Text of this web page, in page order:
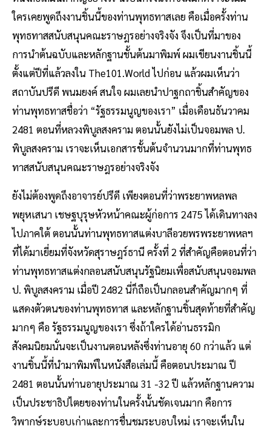
ใครเคยพูดถึงงานชิ้นนี้ของท่านพุทธทาสเลย คือเมื่อครั้งท่าน
พุทธทาสสนับสนุนคณะราษฎรอย่างจริงจัง จึงเป็นที่มาของ
การนำต้นฉบับและหลักฐานชั้นต้นมาพิมพ์ ผมเขียนงานชิ้นนี้
ตั้งแต่ปีที่แล้วลงใน The101.World ไปก่อน แล้วผมเห็นว่า
สถาบันปรีดี พนมยงค์ สนใจ ผมเลยนำปาฐกถาชิ้นสำคัญของ
ท่านพุทธทาสชื่อว่า “รัฐธรรมนูญของเรา” เมื่อเดือนธันวาคม
2481 ตอนที่หลวงพิบูลสงคราม ตอนนั้นยังไม่เป็นจอมพล ป.
พิบูลสงคราม เราจะเห็นเอกสารชั้นต้นจำนวนมากที่ท่านพุทธ
ทาสสนับสนุนคณะราษฎรอย่างจริงจัง
ยังไม่ต้องพูดถึงอาจารย์ปรีดี เพียงตอนที่ว่าพระยาพหลพล
พยุหเสนา เชษฐบุรุษหัวหน้าคณะผู้ก่อการ 2475 ได้เดินทางลง
ไปภาคใต้ ตอนนั้นท่านพุทธทาสแต่งบาลีอวยพรพระยาพหลฯ
ที่ได้มาเยี่ยมที่จังหวัดสุราษฎร์ธานี ครั้งที่ 2 ที่สำคัญคือตอนที่ว่า
ท่านพุทธทาสแต่งกลอนสนับสนุนรัฐนิยมเพื่อสนับสนุนจอมพล
ป. พิบูลสงคราม เมื่อปี 2482 นี่ก็ถือเป็นกลอนสำคัญมากๆ ที่
แสดงตัวตนของท่านพุทธทาส และหลักฐานชิ้นสุดท้ายที่สำคัญ
มากๆ คือ รัฐธรรมนูญของเรา ซึ่งถ้าใครได้อ่านธรรมิก
สังคมนิยมนั่นจะเป็นงานตอนหลังซึ่งท่านอายุ 60 กว่าแล้ว แต่
งานชิ้นนี้ที่นำมาพิมพ์ในหนังสือเล่มนี้ คือตอนประมาณ ปี
2481 ตอนนั้นท่านอายุประมาณ 31 -32 ปี แล้วหลักฐานความ
เป็นประชาธิปไตยของท่านในครั้งนั้นชัดเจนมาก คือการ
วิพากษ์ระบอบเก่าและการชื่นชมระบอบใหม่ เราจะเห็นใน